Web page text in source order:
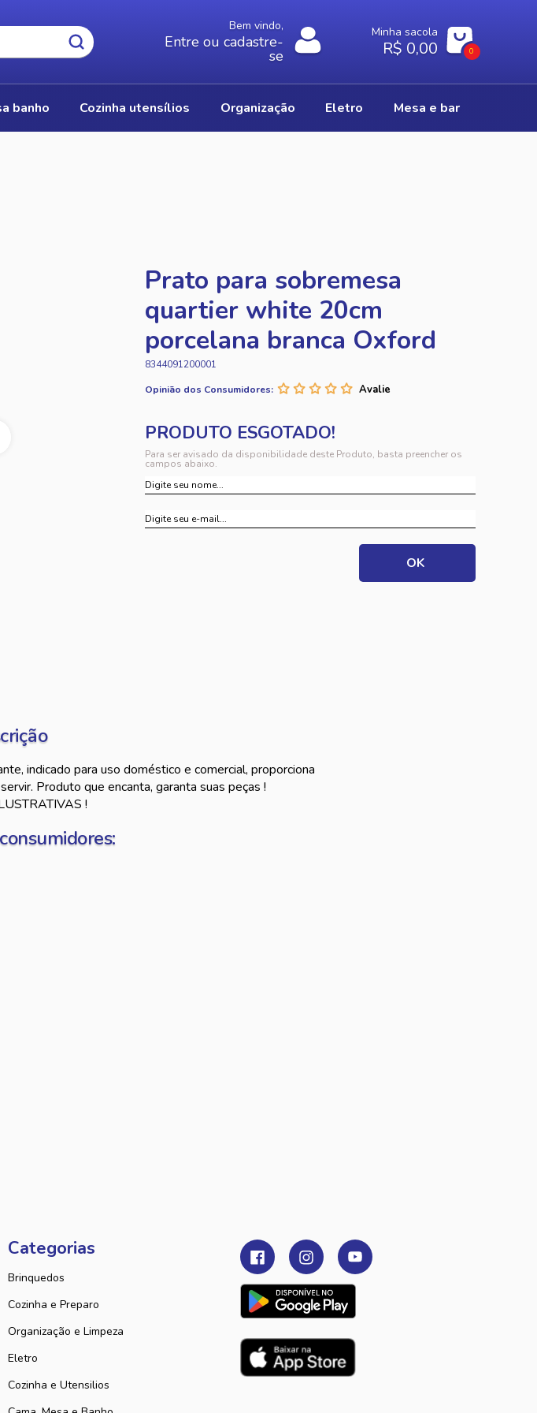
Bem vindo,
Entre ou cadastre-
se
Minha sacola
R$ 0,00 0
banho cozinha utensílios organização eletro mesa e bar
Prato para sobremesa
quartier white 20cm
porcelana branca Oxford
8344091200001
Opinião dos Consumidores:
Para ser avisado da disponibilidade deste Produto, basta preencher os
campos abaixo.
indicado para uso doméstico e comercial, proporciona
Produto que encanta, garanta suas peças !
!
Categorias
Brinquedos
Cozinha e Preparo
Organização e Limpeza
Eletro
Cozinha e Utensilios